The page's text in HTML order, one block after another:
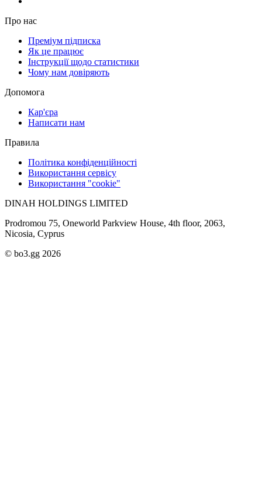
Про нас
Преміум підписка
Як це працює
Інструкції щодо статистики
Чому нам довіряють
Допомога
Кар'єра
Написати нам
Правила
Політика конфіденційності
Використання сервісу
Використання "cookie"
DINAH HOLDINGS LIMITED
Prodromou 75, Oneworld Parkview House, 4th floor, 2063,
Nicosia, Cyprus
© bo3.gg 2026